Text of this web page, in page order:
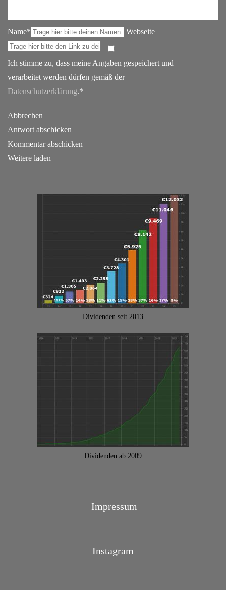
Name* Webseite
Ich stimme zu, dass meine Angaben gespeichert und
verarbeitet werden dürfen gemäß der
Datenschutzerklärung.*
Abbrechen
Antwort abschicken
Kommentar abschicken
Weitere laden
Dividenden seit 2013
Dividenden ab 2009
Impressum
Instagram